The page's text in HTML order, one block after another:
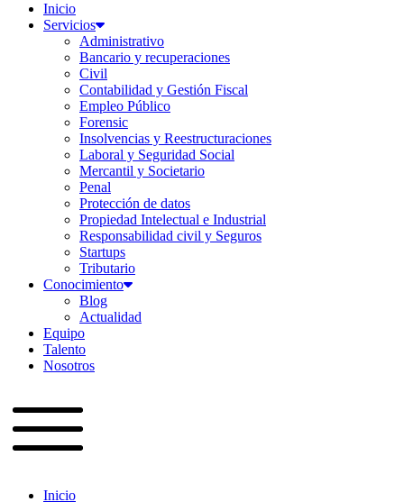
Inicio
Servicios
Administrativo
Bancario y recuperaciones
Civil
Contabilidad y Gestión Fiscal
Empleo Público
Forensic
Insolvencias y Reestructuraciones
Laboral y Seguridad Social
Mercantil y Societario
Penal
Protección de datos
Propiedad Intelectual e Industrial
Responsabilidad civil y Seguros
Startups
Tributario
Conocimiento
Blog
Actualidad
Equipo
Talento
Nosotros
Inicio